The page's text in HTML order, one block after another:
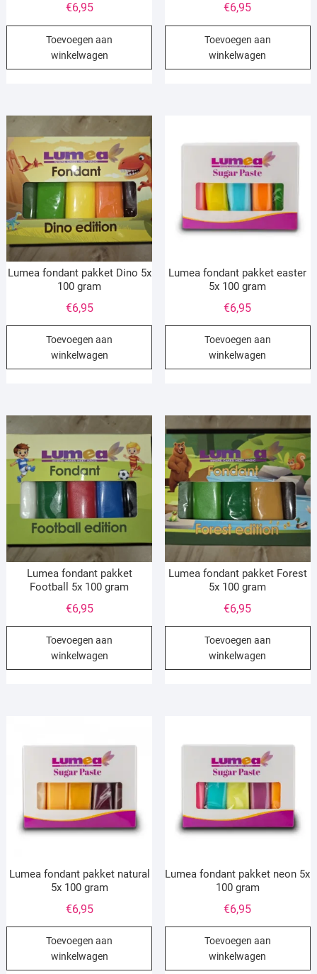
€6,95
Toevoegen aan
winkelwagen
€6,95
Toevoegen aan
winkelwagen
Lumea fondant pakket Dino 5x
100 gram
€6,95
Toevoegen aan
winkelwagen
Lumea fondant pakket easter
5x 100 gram
€6,95
Toevoegen aan
winkelwagen
Lumea fondant pakket
Football 5x 100 gram
€6,95
Toevoegen aan
winkelwagen
Lumea fondant pakket Forest
5x 100 gram
€6,95
Toevoegen aan
winkelwagen
Lumea fondant pakket natural
5x 100 gram
€6,95
Toevoegen aan
winkelwagen
Lumea fondant pakket neon 5x
100 gram
€6,95
Toevoegen aan
winkelwagen